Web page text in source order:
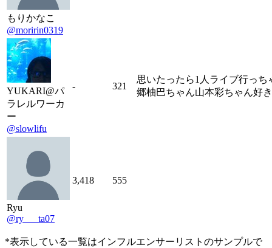
もりかなこ
@moririn0319
YUKARI@パ
ラレルワーカ
ー
@slowlifu
- 321
思いたったら1人ライブ行っ
郷柚巴ちゃん山本彩ちゃん好
Ryu
@ry___ta07
3,418 555
*表示している一覧はインフルエンサーリストのサンプルで